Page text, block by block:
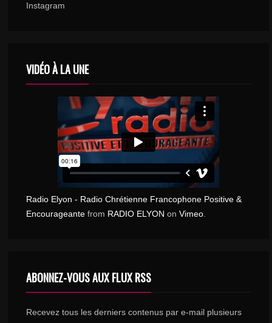
Instagram
VIDÉO À LA UNE
Radio Elyon - Radio Chrétienne Francophone Positive &
Encourageante from RADIO ELYON onVimeo
ABONNEZ-VOUS AUX FLUX RSS
Recevez tous les derniers contenus par e-mail plusieurs